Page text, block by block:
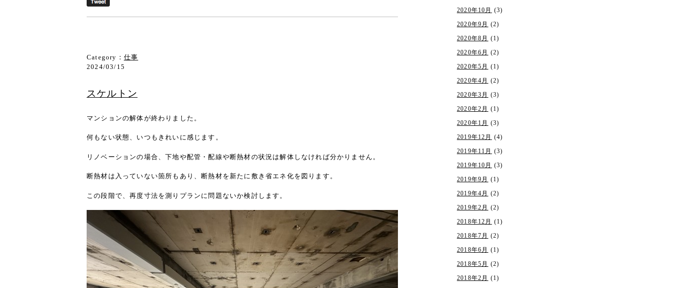
Category： 仕事
2024/03/15
スケルトン
マンションの解体が終わりました。
何もない状態、いつもきれいに感じます。
リノベーションの場合、下地や配管・配線や断熱材の状況は解体しなければ分かりません。
断熱材は入っていない箇所もあり、断熱材を新たに敷き省エネ化を図ります。
この段階で、再度寸法を測りプランに問題ないか検討します。
2020年10月
(3)
2020年9月
(2)
2020年8月
(1)
2020年6月
(2)
2020年5月
(1)
2020年4月
(2)
2020年3月
(3)
2020年2月
(1)
2020年1月
(3)
2019年12月
(4)
2019年11月
(3)
2019年10月
(3)
2019年9月
(1)
2019年4月
(2)
2019年2月
(2)
2018年12月
(1)
2018年7月
(2)
2018年6月
(1)
2018年5月
(2)
2018年2月
(1)